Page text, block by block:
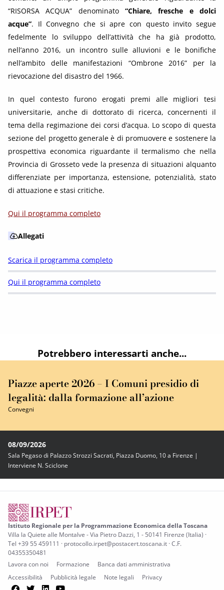
“RISORSA ACQUA” denominato “Chiare, fresche e dolci
acque”. Il Convegno che si apre con questo invito segue
fedelmente lo sviluppo dell’attività che ha già prodotto,
nell’anno 2016, un incontro sulle alluvioni e le bonifiche
nell’ambito delle manifestazioni “Ombrone 2016” per la
rievocazione del disastro del 1966.
In quel contesto furono erogati premi alle migliori tesi
universitarie, anche di dottorato di ricerca, concernenti il
tema della regimazione dei corsi d’acqua. Lo scopo di questa
sezione del progetto generale è di promuovere e sostenere la
prospettiva economica riguardante il termalismo che nella
Provincia di Grosseto vede la presenza di situazioni alquanto
differenziate per importanza, estensione, potenzialità, stato
di attuazione e stasi critiche.
Qui il programma completo
Allegati
Scarica il programma completo
Qui il programma completo
Potrebbero interessarti anche...
Piazze aperte 2026 – I Comuni presidio di
legalità: dalla formazione all’azione
Convegni
08/09/2026
Sala Pegaso di Palazzo Strozzi Sacrati, Piazza Duomo, 10 a Firenze |
Interviene N. Sciclone
Istituto Regionale per la Programmazione Economica della Toscana
Villa la Quiete alle Montalve - Via Pietro Dazzi, 1 - 50141 Firenze (Italia) ·
Tel +39 55 459111 · protocollo.irpet@postacert.toscana.it · C.F.
04355350481
Lavora con noi
Formazione
Banca dati amministrativa
Accessibilità
Pubblicità legale Note legali Privacy